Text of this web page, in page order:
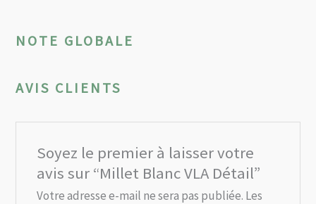
NOTE GLOBALE
AVIS CLIENTS
Soyez le premier à laisser votre
avis sur “Millet Blanc VLA Détail”
Votre adresse e-mail ne sera pas publiée. Les